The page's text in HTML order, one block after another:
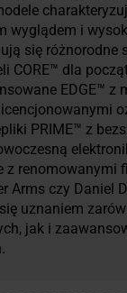
wyglądem i
się różnorodne
CORE™ dla
EDGE™ z
PRIME™ z
z renomowanymi
Arms czy Daniel
uznaniem
jak i